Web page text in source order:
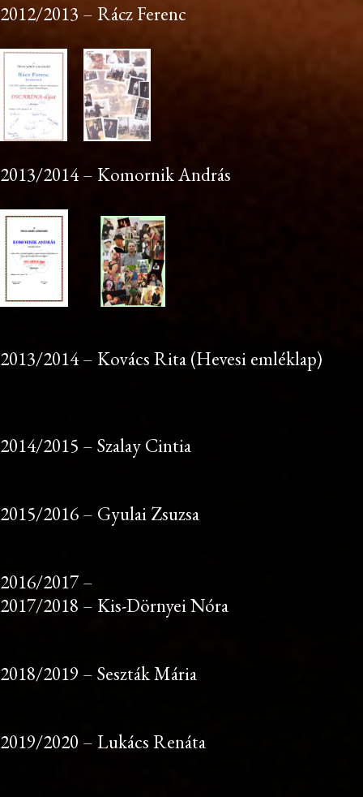
2012/2013 – Rácz Ferenc
2013/2014 – Komornik András
2013/2014 – Kovács Rita (Hevesi emléklap)
2014/2015 – Szalay Cintia
2015/2016 – Gyulai Zsuzsa
2016/2017 –
2017/2018 – Kis-Dörnyei Nóra
2018/2019 – Seszták Mária
2019/2020 – Lukács Renáta